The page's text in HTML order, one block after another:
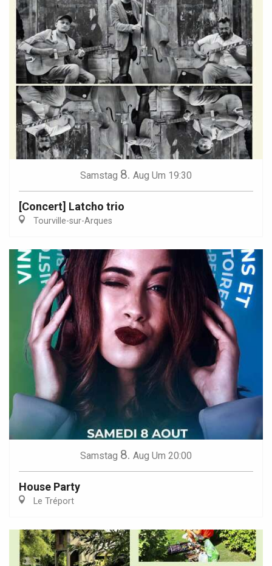
Samstag 8. Aug Um 19:30
[Concert] Latcho trio
Tourville-sur-Arques
Samstag 8. Aug Um 20:00
House Party
Le Tréport